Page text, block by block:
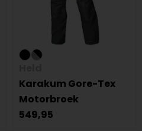
Karakum Gore-Tex
Motorbroek
549,95